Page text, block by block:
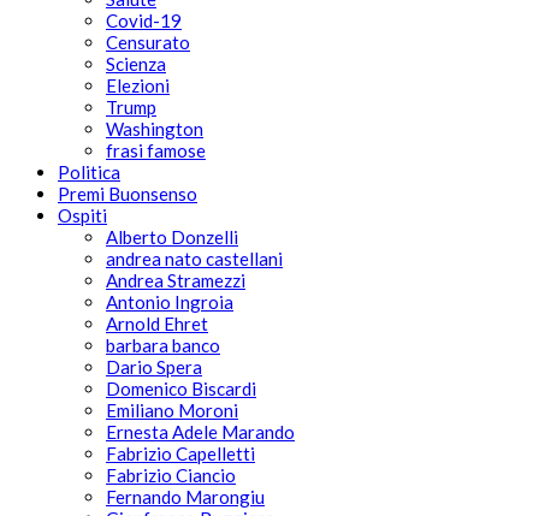
Covid-19
Censurato
Scienza
Elezioni
Trump
Washington
frasi famose
Politica
Premi Buonsenso
Ospiti
Alberto Donzelli
andrea nato castellani
Andrea Stramezzi
Antonio Ingroia
Arnold Ehret
barbara banco
Dario Spera
Domenico Biscardi
Emiliano Moroni
Ernesta Adele Marando
Fabrizio Capelletti
Fabrizio Ciancio
Fernando Marongiu